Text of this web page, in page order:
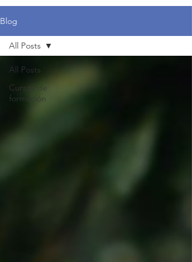
Blog
All Posts
Cursos de
formación
All Posts